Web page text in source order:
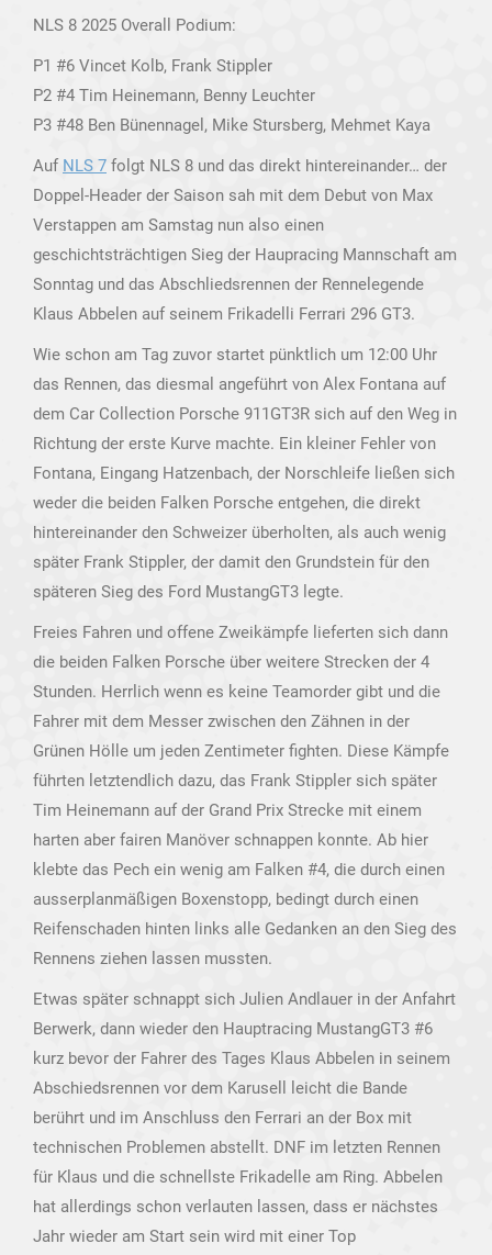
NLS 8 2025 Overall Podium:
P1 #6 Vincet Kolb, Frank Stippler
P2 #4 Tim Heinemann, Benny Leuchter
P3 #48 Ben Bünennagel, Mike Stursberg, Mehmet Kaya
Auf NLS 7 folgt NLS 8 und das direkt hintereinander… der
Doppel-Header der Saison sah mit dem Debut von Max
Verstappen am Samstag nun also einen
geschichtsträchtigen Sieg der Haupracing Mannschaft am
Sonntag und das Abschliedsrennen der Rennelegende
Klaus Abbelen auf seinem Frikadelli Ferrari 296 GT3.
Wie schon am Tag zuvor startet pünktlich um 12:00 Uhr
das Rennen, das diesmal angeführt von Alex Fontana auf
dem Car Collection Porsche 911GT3R sich auf den Weg in
Richtung der erste Kurve machte. Ein kleiner Fehler von
Fontana, Eingang Hatzenbach, der Norschleife ließen sich
weder die beiden Falken Porsche entgehen, die direkt
hintereinander den Schweizer überholten, als auch wenig
später Frank Stippler, der damit den Grundstein für den
späteren Sieg des Ford MustangGT3 legte.
Freies Fahren und offene Zweikämpfe lieferten sich dann
die beiden Falken Porsche über weitere Strecken der 4
Stunden. Herrlich wenn es keine Teamorder gibt und die
Fahrer mit dem Messer zwischen den Zähnen in der
Grünen Hölle um jeden Zentimeter fighten. Diese Kämpfe
führten letztendlich dazu, das Frank Stippler sich später
Tim Heinemann auf der Grand Prix Strecke mit einem
harten aber fairen Manöver schnappen konnte. Ab hier
klebte das Pech ein wenig am Falken #4, die durch einen
ausserplanmäßigen Boxenstopp, bedingt durch einen
Reifenschaden hinten links alle Gedanken an den Sieg des
Rennens ziehen lassen mussten.
Etwas später schnappt sich Julien Andlauer in der Anfahrt
Berwerk, dann wieder den Hauptracing MustangGT3 #6
kurz bevor der Fahrer des Tages Klaus Abbelen in seinem
Abschiedsrennen vor dem Karusell leicht die Bande
berührt und im Anschluss den Ferrari an der Box mit
technischen Problemen abstellt. DNF im letzten Rennen
für Klaus und die schnellste Frikadelle am Ring. Abbelen
hat allerdings schon verlauten lassen, dass er nächstes
Jahr wieder am Start sein wird mit einer Top